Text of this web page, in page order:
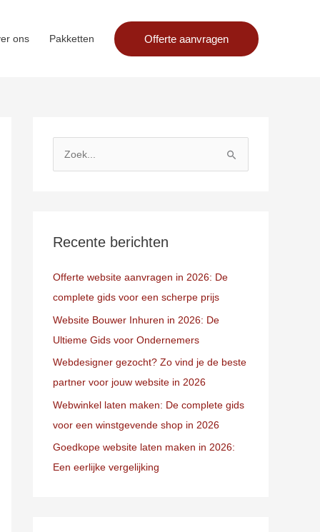
ons Pakketten Offerte aanvragen
n
a
r
:
Recente berichten
Offerte website aanvragen in 2026: De
complete gids voor een scherpe prijs
Website Bouwer Inhuren in 2026: De
Ultieme Gids voor Ondernemers
Webdesigner gezocht? Zo vind je de beste
partner voor jouw website in 2026
Webwinkel laten maken: De complete gids
voor een winstgevende shop in 2026
Goedkope website laten maken in 2026:
Een eerlijke vergelijking